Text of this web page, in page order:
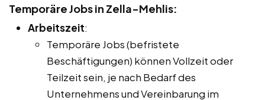
Temporäre Jobs in Zella-Mehlis:
Arbeitszeit:
Temporäre Jobs (befristete
Beschäftigungen) können Vollzeit oder
Teilzeit sein, je nach Bedarf des
Unternehmens und Vereinbarung im